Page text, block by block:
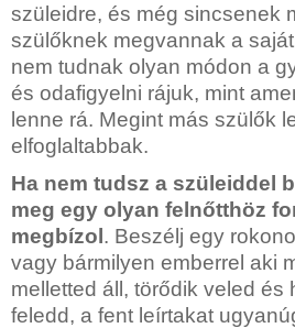
szüleidre, és még sincsenek
szülőknek megvannak a
nem tudnak olyan módon a
és odafigyelni rájuk, mint
lenne rá. Megint más szülők
elfoglaltabbak.
Ha nem tudsz a szüleiddel
meg egy olyan felnőtthöz
megbízol. Beszélj egy
vagy bármilyen emberrel aki
melletted áll, törődik veled és
feledd, a fent leírtakat